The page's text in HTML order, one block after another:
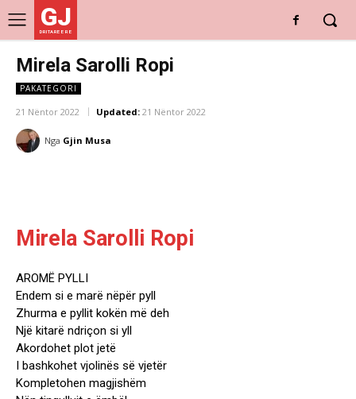
GJ
DRITARE E RE
Mirela Sarolli Ropi
PAKATEGORI
21 Nëntor 2022 Updated: 21 Nëntor 2022
Nga Gjin Musa
Mirela Sarolli Ropi
AROMË PYLLI
Endem si e marë nëpër pyll
Zhurma e pyllit kokën më deh
Një kitarë ndriçon si yll
Akordohet plot jetë
I bashkohet vjolinës së vjetër
Kompletohen magjishëm